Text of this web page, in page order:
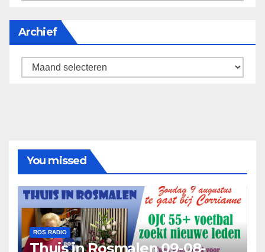
Archief
Archief
You missed
ROS RADIO
Thuis in Rosmalen 09-08-